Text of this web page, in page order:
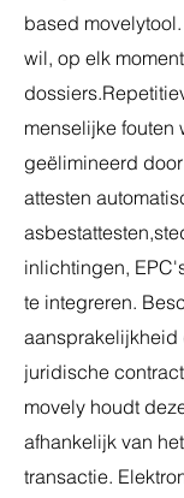
based
wil, op elk
dossiers.
menselijke fouten
geëlimineerd
attesten
inlichtingen,
te integreren.
aansprakelijkheid
juridische
movely houdt
afhankelijk van
transactie. E